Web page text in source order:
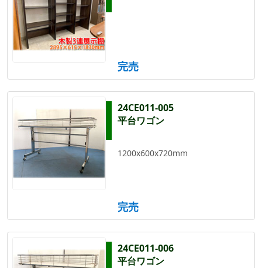
完売
24CE011-005
平台ワゴン
1200x600x720mm
完売
24CE011-006
平台ワゴン